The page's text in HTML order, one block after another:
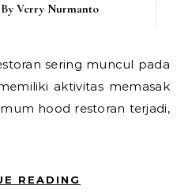
Verry Nurmanto
aktivitas memasak
hood restoran terjadi,
READING